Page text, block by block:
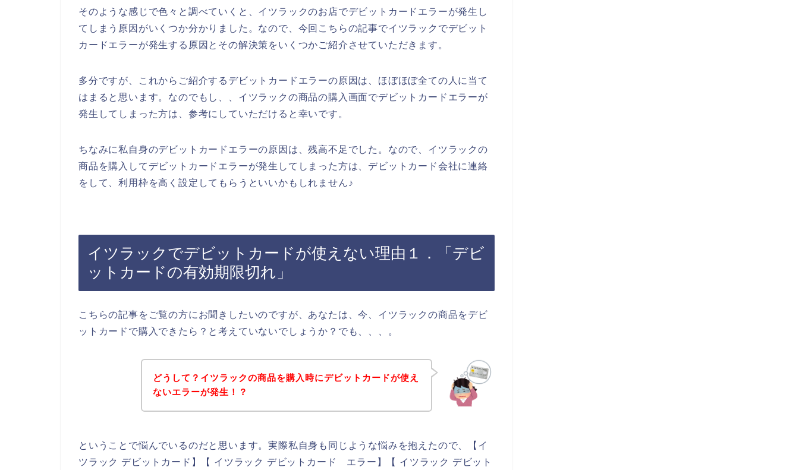
そのような感じで色々と調べていくと、イツラックのお店でデビットカードエラーが発生し
てしまう原因がいくつか分かりました。なので、今回こちらの記事でイツラックでデビット
カードエラーが発生する原因とその解決策をいくつかご紹介させていただきます。
多分ですが、これからご紹介するデビットカードエラーの原因は、ほぼほぼ全ての人に当て
はまると思います。なのでもし、、イツラックの商品の購入画面でデビットカードエラーが
発生してしまった方は、参考にしていただけると幸いです。
ちなみに私自身のデビットカードエラーの原因は、残高不足でした。なので、イツラックの
商品を購入してデビットカードエラーが発生してしまった方は、デビットカード会社に連絡
をして、利用枠を高く設定してもらうといいかもしれません♪
イツラックでデビットカードが使えない理由１．「デビ
ットカードの有効期限切れ」
こちらの記事をご覧の方にお聞きしたいのですが、あなたは、今、イツラックの商品をデビ
ットカードで購入できたら？と考えていないでしょうか？でも、、、。
どうして？イツラックの商品を購入時にデビットカードが使え
ないエラーが発生！？
ということで悩んでいるのだと思います。実際私自身も同じような悩みを抱えたので、【イ
ツラック デビットカード】【 イツラック デビットカード エラー】【 イツラック デビット